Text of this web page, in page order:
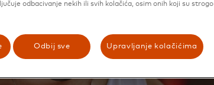
odbacivanje nekih ili svih kolačića, osim onih koji su strogo
Odbij sve Upravljanje kolačićima